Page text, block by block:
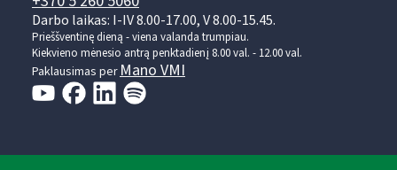
Darbo laikas: I-IV 8.00-17.00, V 8.00-15.45.
Prieššventinę dieną - viena valanda trumpiau.
Kiekvieno mėnesio antrą penktadienį 8.00 val. - 12.00 val.
Paklausimas per Mano VMI